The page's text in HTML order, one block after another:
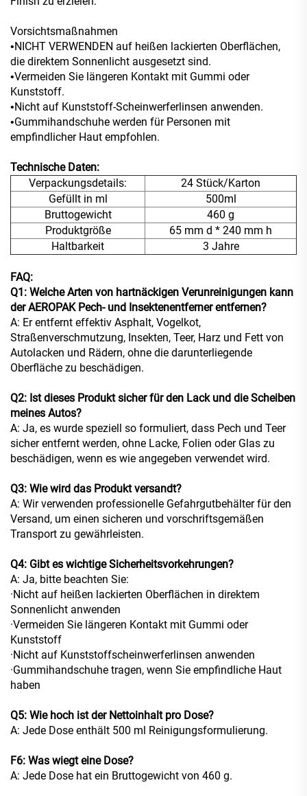
Vorsichtsmaßnahmen
•NICHT VERWENDEN auf heißen lackierten Oberflächen,
die direktem Sonnenlicht ausgesetzt sind.
•Vermeiden Sie längeren Kontakt mit Gummi oder
Kunststoff.
•Nicht auf Kunststoff-Scheinwerferlinsen anwenden.
•Gummihandschuhe werden für Personen mit
empfindlicher Haut empfohlen.
Technische Daten:
Verpackungsdetails:
24 Stück/Karton
Gefüllt in ml
500ml
Bruttogewicht
460 g
Produktgröße
65 mm d * 240 mm h
Haltbarkeit
3 Jahre
FAQ:
Q1: Welche Arten von hartnäckigen Verunreinigungen kann
der AEROPAK Pech- und Insektenentferner entfernen?
A: Er entfernt effektiv Asphalt, Vogelkot,
Straßenverschmutzung, Insekten, Teer, Harz und Fett von
Autolacken und Rädern, ohne die darunterliegende
Oberfläche zu beschädigen.
Q2: Ist dieses Produkt sicher für den Lack und die Scheiben
meines Autos?
A: Ja, es wurde speziell so formuliert, dass Pech und Teer
sicher entfernt werden, ohne Lacke, Folien oder Glas zu
beschädigen, wenn es wie angegeben verwendet wird.
Q3: Wie wird das Produkt versandt?
A: Wir verwenden professionelle Gefahrgutbehälter für den
Versand, um einen sicheren und vorschriftsgemäßen
Transport zu gewährleisten.
Q4: Gibt es wichtige Sicherheitsvorkehrungen?
A: Ja, bitte beachten Sie:
·Nicht auf heißen lackierten Oberflächen in direktem
Sonnenlicht anwenden
·Vermeiden Sie längeren Kontakt mit Gummi oder
Kunststoff
·Nicht auf Kunststoffscheinwerferlinsen anwenden
·Gummihandschuhe tragen, wenn Sie empfindliche Haut
haben
Q5: Wie hoch ist der Nettoinhalt pro Dose?
A: Jede Dose enthält 500 ml Reinigungsformulierung.
F6: Was wiegt eine Dose?
A: Jede Dose hat ein Bruttogewicht von 460 g.